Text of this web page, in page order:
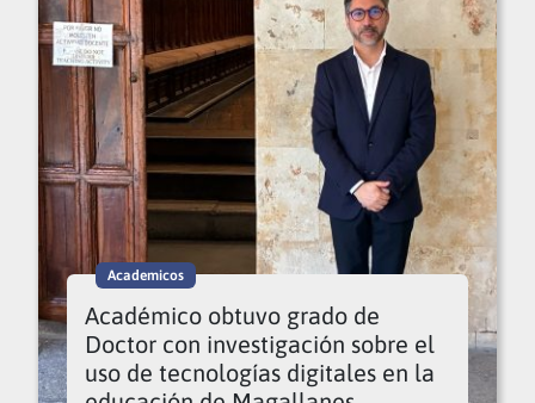
Academicos
Académico obtuvo grado de
Doctor con investigación sobre el
uso de tecnologías digitales en la